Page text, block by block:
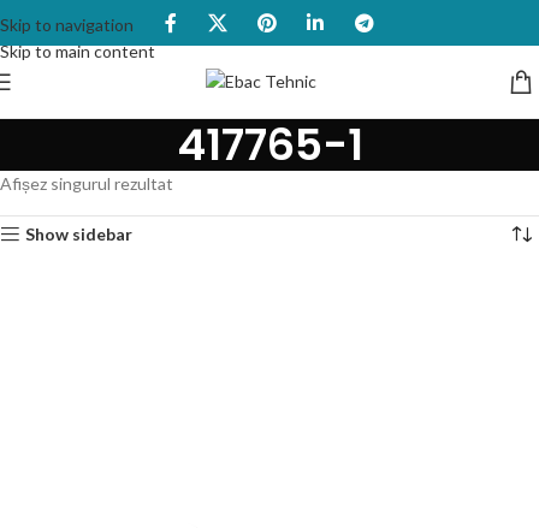
Skip to navigation
Skip to main content
417765-1
Afișez singurul rezultat
Show sidebar